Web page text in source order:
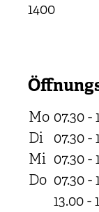
1400
Mo 07.30 -
Di
07.30 -
Mi 07.30 -
Do 07.30 -
13.00 -